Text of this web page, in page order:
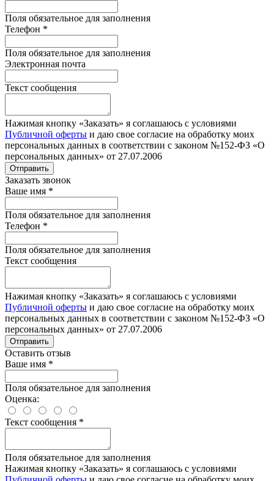
Поля обязательное для заполнения
Телефон *
Поля обязательное для заполнения
Электронная почта
Текст сообщения
Нажимая кнопку «Заказать» я соглашаюсь с условиями
Публичной оферты и даю свое согласие на обработку моих
персональных данных в соответствии с законом №152-ФЗ «О
персональных данных» от 27.07.2006
Отправить
Заказать звонок
Ваше имя *
Поля обязательное для заполнения
Телефон *
Поля обязательное для заполнения
Текст сообщения
Нажимая кнопку «Заказать» я соглашаюсь с условиями
Публичной оферты и даю свое согласие на обработку моих
персональных данных в соответствии с законом №152-ФЗ «О
персональных данных» от 27.07.2006
Отправить
Оставить отзыв
Ваше имя *
Поля обязательное для заполнения
Оценка:
Текст сообщения *
Поля обязательное для заполнения
Нажимая кнопку «Заказать» я соглашаюсь с условиями